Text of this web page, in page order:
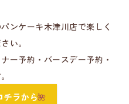
ンケーキ木津川店で楽しく
い。
ー予約・バースデー予約・
チラから🌺